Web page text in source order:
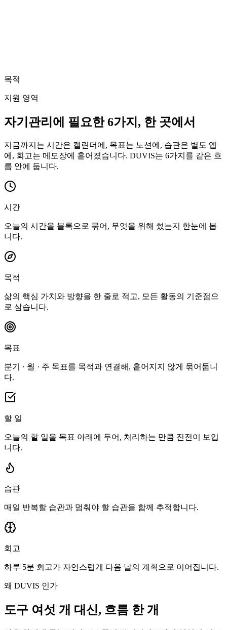
목적
지원 영역
자기관리에 필요한 6가지, 한 곳에서
지금까지는 시간은 캘린더에, 목표는 노션에, 습관은 별도 앱
에, 회고는 메모장에 흩어졌습니다. DUVIS는 6가지를 같은 흐
름 안에 둡니다.
시간
오늘의 시간을 블록으로 묶어, 무엇을 위해 썼는지 한눈에 봅
니다.
목적
삶의 핵심 가치와 방향을 한 줄로 적고, 모든 활동의 기준점으
로 삼습니다.
목표
분기 · 월 · 주 목표를 목적과 연결해, 흩어지지 않게 묶어둡니
다.
할 일
오늘의 할 일을 목표 아래에 두어, 처리하는 만큼 진전이 보입
니다.
습관
매일 반복할 습관과 멈춰야 할 습관을 함께 추적합니다.
회고
하루 5분 회고가 자연스럽게 다음 날의 계획으로 이어집니다.
왜 DUVIS 인가
도구 여섯 개 대신, 흐름 한 개